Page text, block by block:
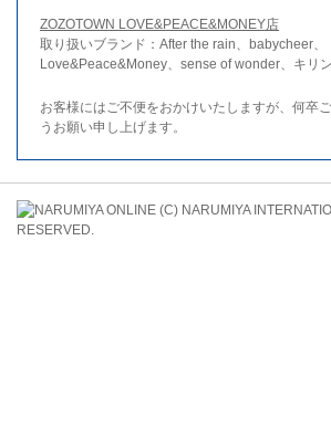
ZOZOTOWN LOVE&PEACE&MONEY店
取り扱いブランド：After the rain、babycheer、
Love&Peace&Money、sense of wonder、キリ
お客様にはご不便をおかけいたしますが、何卒
うお願い申し上げます。